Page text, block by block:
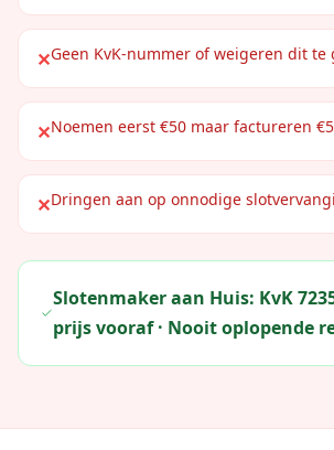
✕Geen KvK-nummer of weigeren dit te
✕Noemen eerst €50 maar factureren
✕Dringen aan op onnodige
Slotenmaker aan Huis: KvK
prijs vooraf · Nooit oplopende